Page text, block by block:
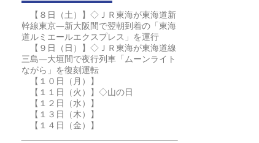
【８日（土）】◇ＪＲ東海が東海道新
幹線東京―新大阪間で翌朝到着の「東海
道ルミエールエクスプレス」を運行
【９日（日）】◇ＪＲ東海が東海道線
三島―大垣間で夜行列車「ムーンライト
ながら」を復刻運転
【１０日（月）】
【１１日（火）】◇山の日
【１２日（水）】
【１３日（木）】
【１４日（金）】